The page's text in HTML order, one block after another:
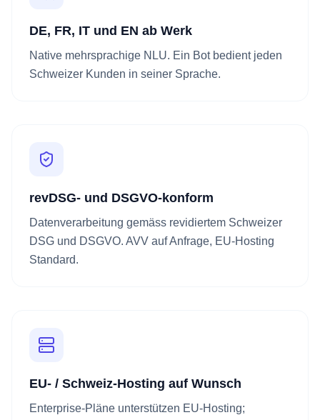
DE, FR, IT und EN ab Werk
Native mehrsprachige NLU. Ein Bot bedient jeden
Schweizer Kunden in seiner Sprache.
revDSG- und DSGVO-konform
Datenverarbeitung gemäss revidiertem Schweizer
DSG und DSGVO. AVV auf Anfrage, EU-Hosting
Standard.
EU- / Schweiz-Hosting auf Wunsch
Enterprise-Pläne unterstützen EU-Hosting;